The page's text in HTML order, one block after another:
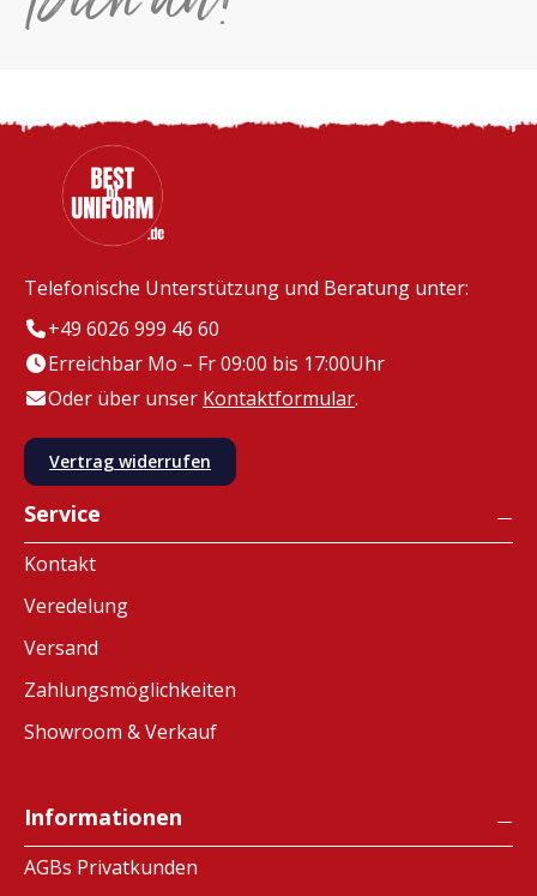
Telefonische Unterstützung und Beratung unter:
+49 6026 999 46 60
Erreichbar Mo – Fr 09:00 bis 17:00Uhr
Oder über unser Kontaktformular.
Vertrag widerrufen
Service
Kontakt
Veredelung
Versand
Zahlungsmöglichkeiten
Showroom & Verkauf
Informationen
AGBs Privatkunden